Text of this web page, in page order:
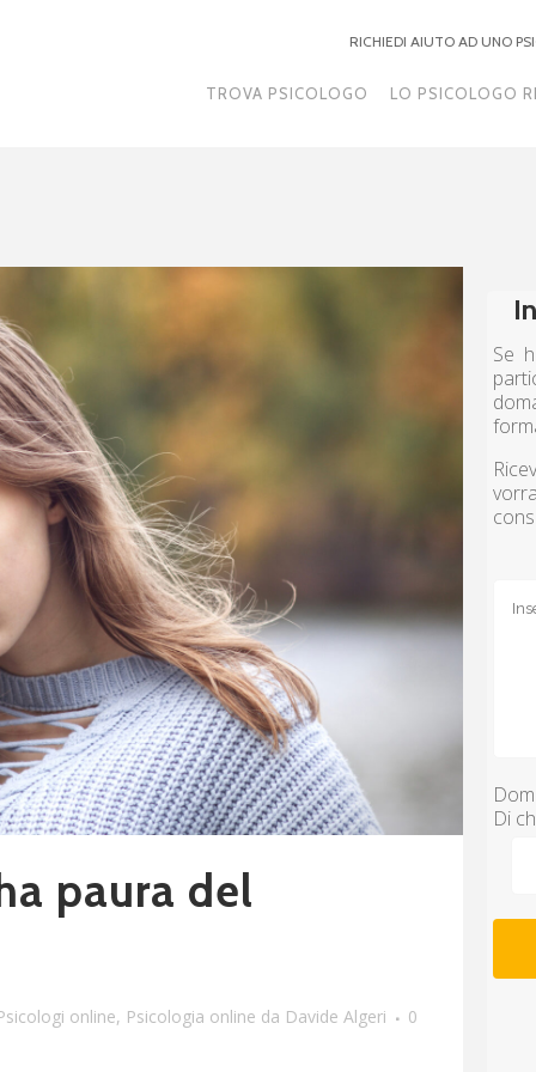
RICHIEDI AIUTO AD UNO
TROVA PSICOLOGO LO PSICOLOGO
paura del
online, Psicologia online da Davide Algeri 0
Se
Di